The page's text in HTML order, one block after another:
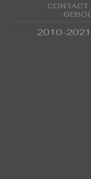
CONTACT
2010-2021